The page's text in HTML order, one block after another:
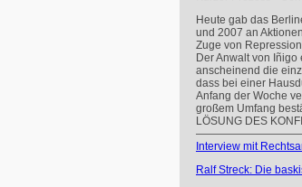
Heute gab das
und 2007 an
Zuge von
Der Anwalt von
anscheinend die
dass bei einer
Anfang der Woche
großem Umfang
LÖSUNG DES
Interview mit
Ralf Streck: Die